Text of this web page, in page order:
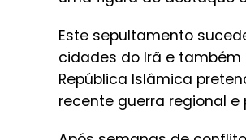
Este sepultamento
cidades do Irã e também
República Islâmica
recente guerra regional